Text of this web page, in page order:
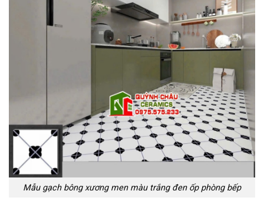
Mẫu gạch bông xương men màu trắng đen ốp phòng bếp